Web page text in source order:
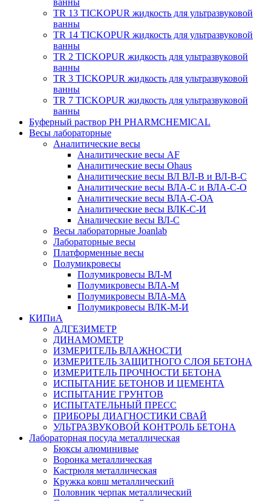
ванны
TR 13 TICKOPUR жидкость для ультразвуковой
ванны
TR 14 TICKOPUR жидкость для ультразвуковой
ванны
TR 2 TICKOPUR жидкость для ультразвуковой
ванны
TR 3 TICKOPUR жидкость для ультразвуковой
ванны
TR 7 TICKOPUR жидкость для ультразвуковой
ванны
Буферный раствор PH PHARMCHEMICAL
Весы лабораторные
Аналитические весы
Аналитические весы AF
Аналитические весы Ohaus
Аналитические весы ВЛ ВЛ-В и ВЛ-В-С
Аналитические весы ВЛА-С и ВЛА-С-О
Аналитические весы ВЛА-С-ОА
Аналитические весы ВЛК-С-И
Аналические весы ВЛ-С
Весы лабораторные Joanlab
Лабораторные весы
Платформенные весы
Полумикровесы
Полумикровесы ВЛ-М
Полумикровесы ВЛА-М
Полумикровесы ВЛА-МА
Полумикровесы ВЛК-М-И
КИПиА
АДГЕЗИМЕТР
ДИНАМОМЕТР
ИЗМЕРИТЕЛЬ ВЛАЖНОСТИ
ИЗМЕРИТЕЛЬ ЗАЩИТНОГО СЛОЯ БЕТОНА
ИЗМЕРИТЕЛЬ ПРОЧНОСТИ БЕТОНА
ИСПЫТАНИЕ БЕТОНОВ И ЦЕМЕНТА
ИСПЫТАНИЕ ГРУНТОВ
ИСПЫТАТЕЛЬНЫЙ ПРЕСС
ПРИБОРЫ ДИАГНОСТИКИ СВАЙ
УЛЬТРАЗВУКОВОЙ КОНТРОЛЬ БЕТОНА
Лабораторная посуда металлическая
Бюксы алюминивые
Воронка металлическая
Кастрюля металлическая
Кружка ковш металлический
Половник черпак металлический